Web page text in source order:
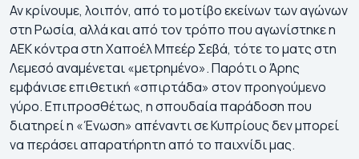
Αν κρίνουμε, λοιπόν, από το μοτίβο εκείνων των αγώνων
στη Ρωσία, αλλά και από τον τρόπο που αγωνίστηκε η
ΑΕΚ κόντρα στη Χαποέλ Μπεέρ Σεβά, τότε το ματς στη
Λεμεσό αναμένεται «μετρημένο». Παρότι ο Άρης
εμφάνισε επιθετική «σπιρτάδα» στον προηγούμενο
γύρο. Επιπροσθέτως, η σπουδαία παράδοση που
διατηρεί η «Ένωση» απέναντι σε Κυπρίους δεν μπορεί
να περάσει απαρατήρητη από το παιχνίδι μας.